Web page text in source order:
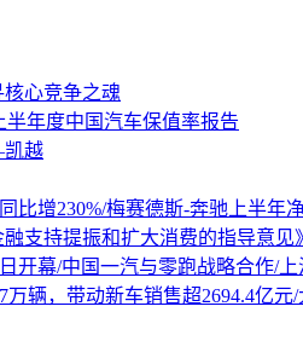
心竞争之魂
半年度中国汽车保值率报告
越
比增230%/梅赛德斯-奔驰上半
支持提振和扩大消费的指导意见》
开幕/中国一汽与零跑战略合作/
辆，带动新车销售超2694.4亿